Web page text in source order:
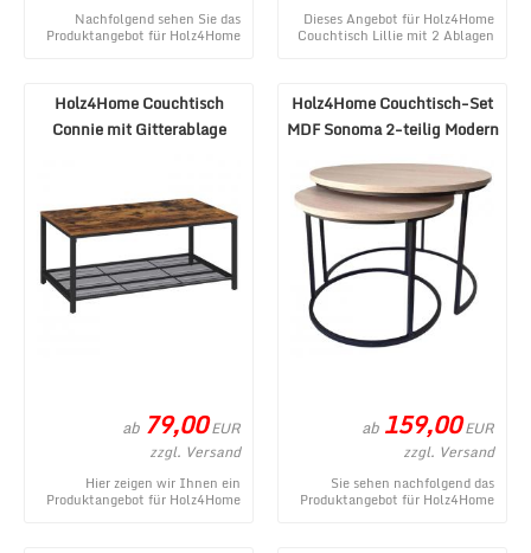
Nachfolgend sehen Sie das
Produktangebot für Holz4Home
Dieses Angebot für Holz4Home
Couchtisch Lillie mit 2 Ablagen
Holz4Home Couchtisch
Connie mit Gitterablage
ab 79,00EUR
zzgl. Versand
Hier zeigen wir Ihnen ein
Produktangebot für Holz4Home
Holz4Home Couchtisch-Set
MDF Sonoma 2-teilig Modern
ab 159,00EUR
zzgl. Versand
Sie sehen nachfolgend das
Produktangebot für Holz4Home